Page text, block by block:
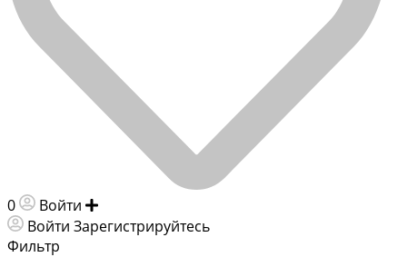
0 Войти
Войти Зарегистрируйтесь
Фильтр